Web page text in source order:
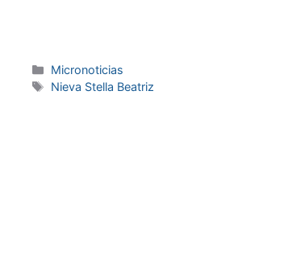
Micronoticias
Nieva Stella Beatriz